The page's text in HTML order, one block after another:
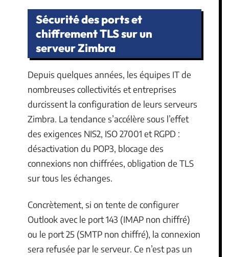
Sécurité des ports et
chiffrement TLS sur un
serveur Zimbra
Depuis quelques années, les équipes IT de
nombreuses collectivités et entreprises
durcissent la configuration de leurs serveurs
Zimbra. La tendance s’accélère sous l’effet
des exigences NIS2, ISO 27001 et RGPD :
désactivation du POP3, blocage des
connexions non chiffrées, obligation de TLS
sur tous les échanges.
Concrètement, si on tente de configurer
Outlook avec le port 143 (IMAP non chiffré)
ou le port 25 (SMTP non chiffré), la connexion
sera refusée par le serveur. Ce n’est pas un